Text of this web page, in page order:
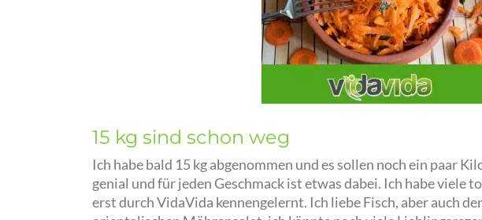
15 kg sind schon weg
Ich habe bald 15 kg abgenommen und es sollen noch ein paar
genial und für jeden Geschmack ist etwas dabei. Ich habe viele
erst durch VidaVida kennengelernt. Ich liebe Fisch, aber auch